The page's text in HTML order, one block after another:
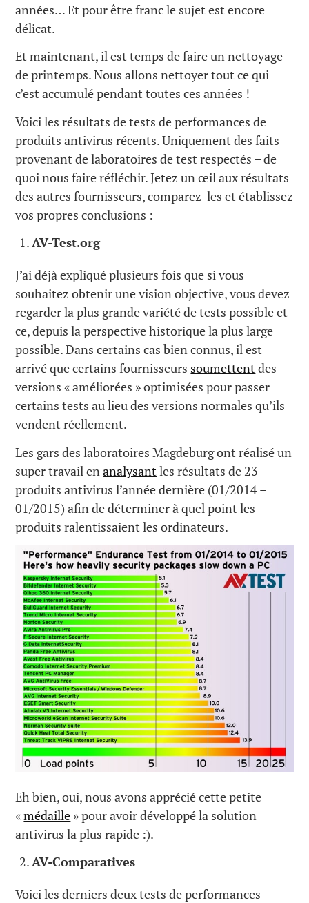
années… Et pour être franc le sujet est encore
délicat.
Et maintenant, il est temps de faire un nettoyage
de printemps. Nous allons nettoyer tout ce qui
c’est accumulé pendant toutes ces années !
Voici les résultats de tests de performances de
produits antivirus récents. Uniquement des faits
provenant de laboratoires de test respectés – de
quoi nous faire réfléchir. Jetez un œil aux résultats
des autres fournisseurs, comparez-les et établissez
vos propres conclusions :
AV-Test.org
J’ai déjà expliqué plusieurs fois que si vous
souhaitez obtenir une vision objective, vous devez
regarder la plus grande variété de tests possible et
ce, depuis la perspective historique la plus large
possible. Dans certains cas bien connus, il est
arrivé que certains fournisseurs soumettentdes
versions « améliorées » optimisées pour passer
certains tests au lieu des versions normales qu’ils
vendent réellement.
Les gars des laboratoires Magdeburg ont réalisé un
super travail enanalysantles résultats de 23
produits antivirus l’année dernière (01/2014 –
01/2015) afin de déterminer à quel point les
produits ralentissaient les ordinateurs.
Eh bien, oui, nous avons apprécié cette petite
«médaille » pour avoir développé la solution
antivirus la plus rapide :).
AV-Comparatives
Voici les derniers deux tests de performances